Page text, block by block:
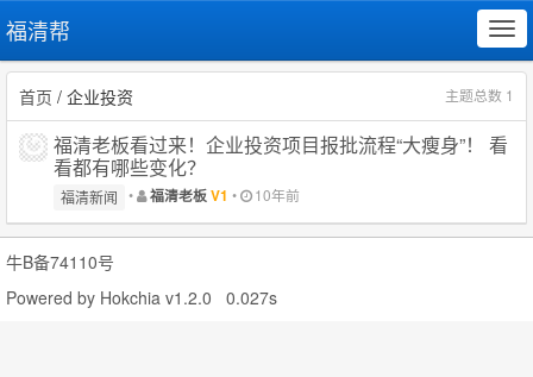
福清帮
主题总数 1
首页 / 企业投资
福清老板看过来！企业投资项目报批流程“大瘦身”！ 看
看都有哪些变化？
福清新闻 • 福清老板V1 • 10年前
牛B备74110号
Powered by Hokchia v1.2.0 0.027s